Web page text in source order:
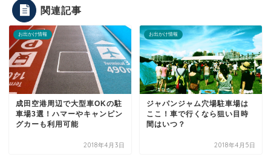
関連記事
お出かけ情報
成田空港周辺で大型車OKの駐
車場3選！ハマーやキャンピン
グカーも利用可能
2018年4月3日
お出かけ情報
ジャパンジャム穴場駐車場は
ここ！車で行くなら狙い目時
間はいつ？
2018年4月5日